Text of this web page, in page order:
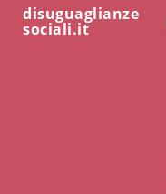
disuguaglianze
sociali.it